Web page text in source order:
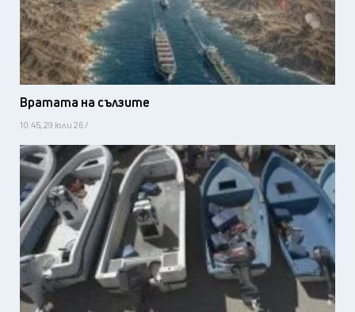
Вратата на сълзите
10:45, 29 юли 26 /